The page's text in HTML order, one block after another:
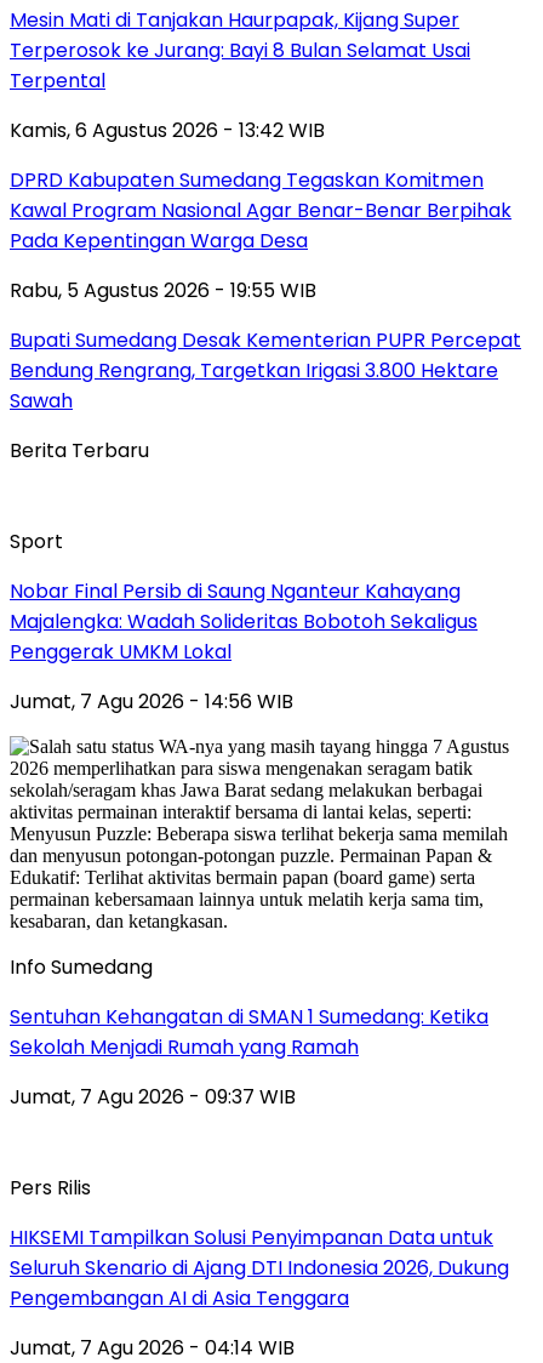
Mesin Mati di Tanjakan Haurpapak, Kijang Super
Terperosok ke Jurang: Bayi 8 Bulan Selamat Usai
Terpental
Kamis, 6 Agustus 2026 - 13:42 WIB
DPRD Kabupaten Sumedang Tegaskan Komitmen
Kawal Program Nasional Agar Benar-Benar Berpihak
Pada Kepentingan Warga Desa
Rabu, 5 Agustus 2026 - 19:55 WIB
Bupati Sumedang Desak Kementerian PUPR Percepat
Bendung Rengrang, Targetkan Irigasi 3.800 Hektare
Sawah
Berita Terbaru
Sport
Nobar Final Persib di Saung Nganteur Kahayang
Majalengka: Wadah Solideritas Bobotoh Sekaligus
Penggerak UMKM Lokal
Jumat, 7 Agu 2026 - 14:56 WIB
Info Sumedang
Sentuhan Kehangatan di SMAN 1 Sumedang: Ketika
Sekolah Menjadi Rumah yang Ramah
Jumat, 7 Agu 2026 - 09:37 WIB
Pers Rilis
HIKSEMI Tampilkan Solusi Penyimpanan Data untuk
Seluruh Skenario di Ajang DTI Indonesia 2026, Dukung
Pengembangan AI di Asia Tenggara
Jumat, 7 Agu 2026 - 04:14 WIB